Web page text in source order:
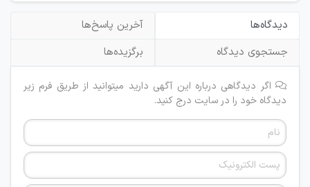
دیدگاه‌ها
آخرین پاسخ‌ها
جستجوی دیدگاه
برگزیده‌ها
اگر دیدگاهی درباره این آگهی دارید میتوانید از طریق فرم زیر
دیدگاه خود را در سایت درج کنید.